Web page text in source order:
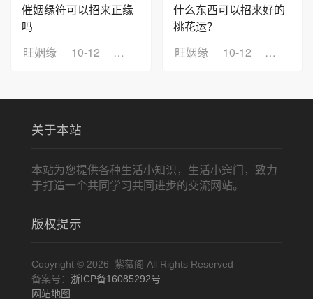
催姻缘符可以招来正缘
吗
旺姻缘
10-12 浏览：20
什么东西可以招来好的
桃花运？
旺姻缘
10-12 浏览：3
关于本站
本站为您提供各种生活小知识，生活小窍门，致力
于打造一个共同学习共同进步的交流网站。
版权提示
Copyright © 2026 紫薇阁 All Rights Reserved
备案号： 浙ICP备16085292号
网站地图